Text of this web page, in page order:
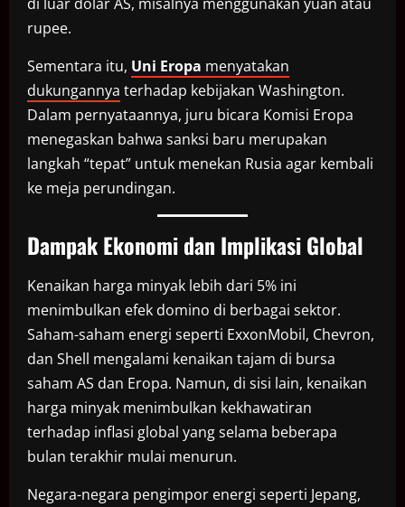
rupee.
Sementara itu, Uni Eropa menyatakan
dukungannya terhadap kebijakan Washington.
Dalam pernyataannya, juru bicara Komisi Eropa
menegaskan bahwa sanksi baru merupakan
langkah “tepat” untuk menekan Rusia agar kembali
ke meja perundingan.
Dampak Ekonomi dan Implikasi Global
Kenaikan harga minyak lebih dari 5% ini
menimbulkan efek domino di berbagai sektor.
Saham-saham energi seperti ExxonMobil, Chevron,
dan Shell mengalami kenaikan tajam di bursa
saham AS dan Eropa. Namun, di sisi lain, kenaikan
harga minyak menimbulkan kekhawatiran
terhadap inflasi global yang selama beberapa
bulan terakhir mulai menurun.
Negara-negara pengimpor energi seperti Jepang,